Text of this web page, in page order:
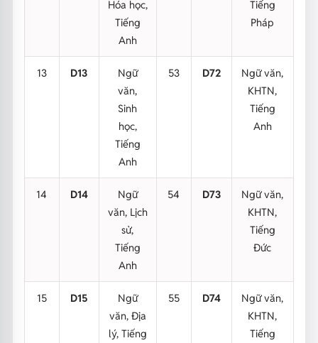
Hóa học,
Tiếng
Anh
Tiếng
Pháp
13 D13
Ngữ
văn,
Sinh
học,
Tiếng
Anh
53 D72
Ngữ văn,
KHTN,
Tiếng
Anh
14 D14
Ngữ
văn, Lịch
sử,
Tiếng
Anh
54 D73
Ngữ văn,
KHTN,
Tiếng
Đức
15 D15
Ngữ
văn, Địa
lý, Tiếng
55 D74
Ngữ văn,
KHTN,
Tiếng